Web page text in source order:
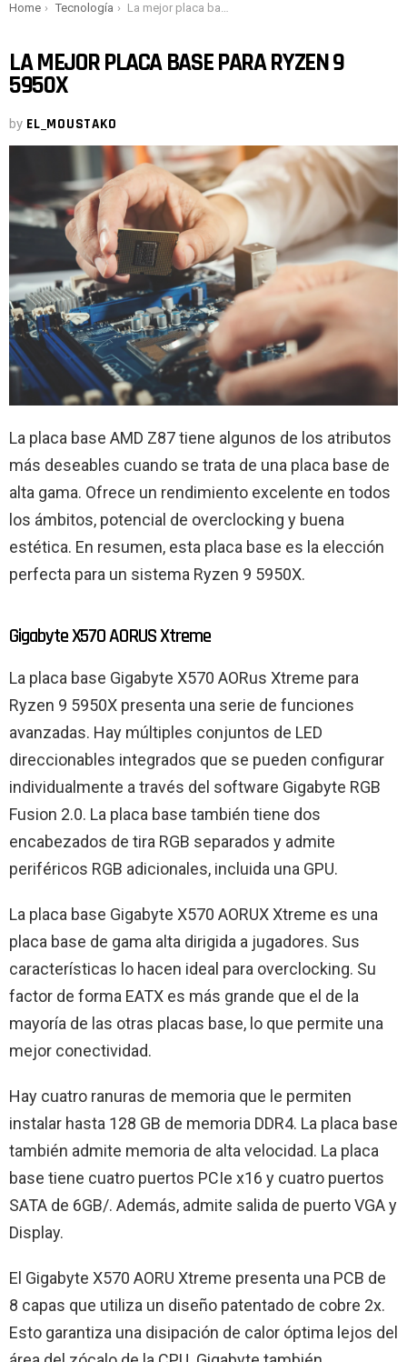
You are here:
Home Tecnología La mejor placa base para Ryzen 9 5950X
LA MEJOR PLACA BASE PARA RYZEN 9
5950X
by EL_MOUSTAKO
La placa base AMD Z87 tiene algunos de los atributos
más deseables cuando se trata de una placa base de
alta gama. Ofrece un rendimiento excelente en todos
los ámbitos, potencial de overclocking y buena
estética. En resumen, esta placa base es la elección
perfecta para un sistema Ryzen 9 5950X.
Gigabyte X570 AORUS Xtreme
La placa base Gigabyte X570 AORus Xtreme para
Ryzen 9 5950X presenta una serie de funciones
avanzadas. Hay múltiples conjuntos de LED
direccionables integrados que se pueden configurar
individualmente a través del software Gigabyte RGB
Fusion 2.0. La placa base también tiene dos
encabezados de tira RGB separados y admite
periféricos RGB adicionales, incluida una GPU.
La placa base Gigabyte X570 AORUX Xtreme es una
placa base de gama alta dirigida a jugadores. Sus
características lo hacen ideal para overclocking. Su
factor de forma EATX es más grande que el de la
mayoría de las otras placas base, lo que permite una
mejor conectividad.
Hay cuatro ranuras de memoria que le permiten
instalar hasta 128 GB de memoria DDR4. La placa base
también admite memoria de alta velocidad. La placa
base tiene cuatro puertos PCIe x16 y cuatro puertos
SATA de 6GB/. Además, admite salida de puerto VGA y
Display.
El Gigabyte X570 AORU Xtreme presenta una PCB de
8 capas que utiliza un diseño patentado de cobre 2x.
Esto garantiza una disipación de calor óptima lejos del